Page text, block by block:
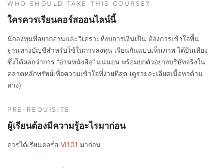
WHO SHOULD TAKE THIS COURSE?
ใครควรเรียนคอร์สออนไลน์นี้
นักลงทุนที่อยากอ่านและวิเคราะห์งบการเงินเป็น ต้องการเข้าใจพื้น
ฐานทางบัญชีสำหรับใช้ในการลงทุน เรียนกันแบบเห็นภาพ ได้ยินเสียง
ซึ่งได้ผลกว่าการ “อ่านหนังสือ” แน่นอน พร้อมยกตัวอย่างบริษัทจริงใน
ตลาดหลักทรัพย์เพื่อความเข้าใจที่ง่ายที่สุด (ดูรายละเอียดเนื้อหาด้าน
ล่าง)
PRE-REQUISITE
ผู้เรียนต้องมีความรู้อะไรมาก่อน
ควรได้เรียนคอร์ส VI101 มาก่อน